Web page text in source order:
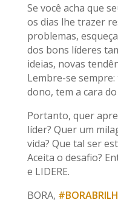
Se você acha que
os dias lhe trazer
problemas,
dos bons líderes
ideias, novas
Lembre-se
dono, tem a cara
Portanto, quer
líder? Quer um
vida? Que tal ser
Aceita o desafio?
e LIDERE.
BORA,